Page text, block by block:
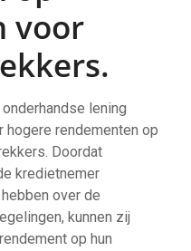
voor
lening
rendementen op
Doordat
kredietnemer
over de
kunnen zij
op hun